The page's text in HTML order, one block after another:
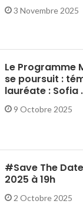
3 Novembre 2025
Le Programme
se poursuit :
lauréate : Sofia
9 Octobre 2025
#Save The
2025 à 19h
2 Octobre 2025